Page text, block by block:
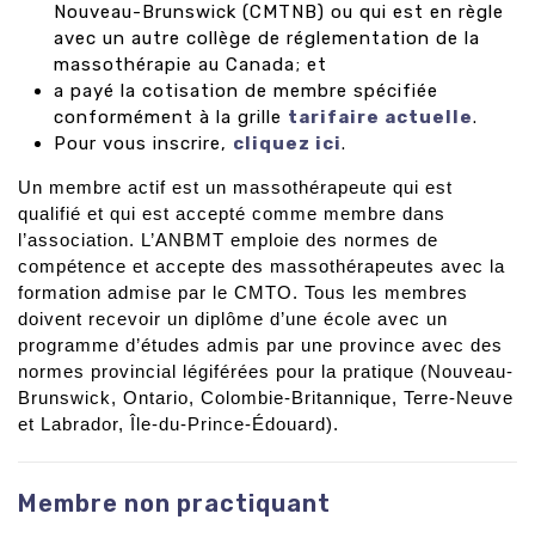
Nouveau-Brunswick (CMTNB) ou qui est en règle
avec un autre collège de réglementation de la
massothérapie au Canada; et
a payé la cotisation de membre spécifiée
conformément à la grille tarifaire actuelle.
Pour vous inscrire, cliquez ici.
Un membre actif est un massothérapeute qui est
qualifié et qui est accepté comme membre dans
l’association. L’ANBMT emploie des normes de
compétence et accepte des massothérapeutes avec la
formation admise par le CMTO. Tous les membres
doivent recevoir un diplôme d’une école avec un
programme d’études admis par une province avec des
normes provincial légiférées pour la pratique (Nouveau-
Brunswick, Ontario, Colombie-Britannique, Terre-Neuve
et Labrador, Île-du-Prince-Édouard).
Membre non practiquant